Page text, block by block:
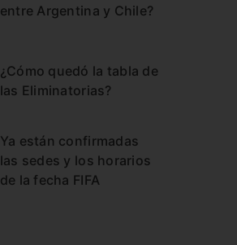
entre Argentina y Chile?
¿Cómo quedó la tabla de
las Eliminatorias?
Ya están confirmadas
las sedes y los horarios
de la fecha FIFA